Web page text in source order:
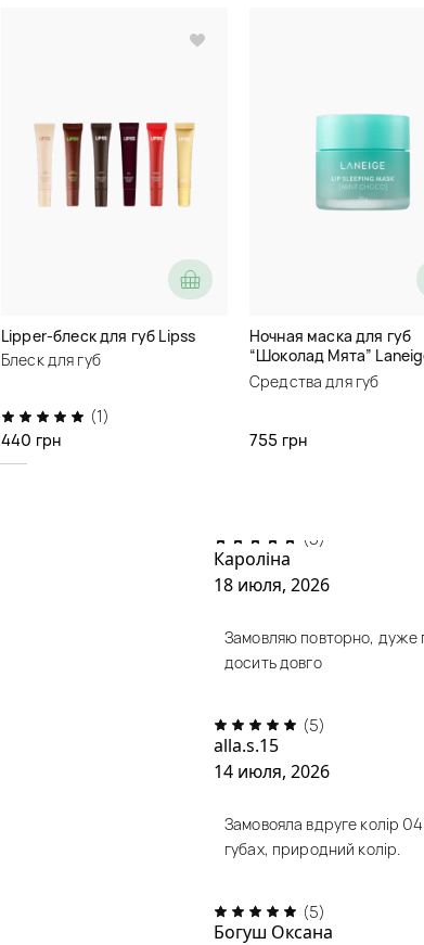
Lipper-блеск для губ Lipss
Блеск для губ
(1)
440 грн
Ночная маска для губ
“Шоколад Мята”
Sleeping Mask EX Mint
Средства для губ
755 грн
Увлажняет губы,
держащийся розовый
Alternative:
Детали
(5)
Кароліна
18 июля, 2026
Замовляю повторно, дуже
досить довго
(5)
alla.s.15
14 июля, 2026
Замовояла вдруге колір
губах, природний колір.
(5)
Богуш Оксана